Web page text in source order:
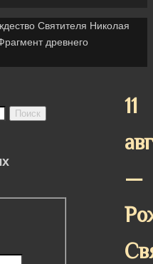
Святителя Николая
древнего
11
—
Поиск